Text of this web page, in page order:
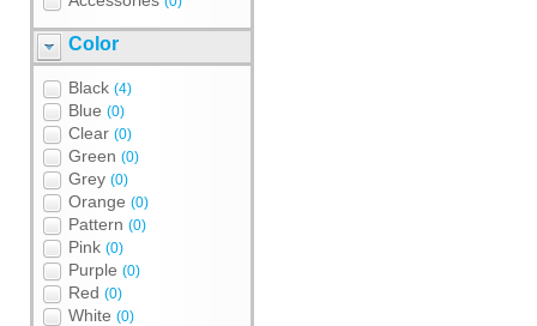
Color
Black (4)
Blue (0)
Clear (0)
Green (0)
Grey (0)
Orange (0)
Pattern (0)
Pink (0)
Purple (0)
Red (0)
White (0)